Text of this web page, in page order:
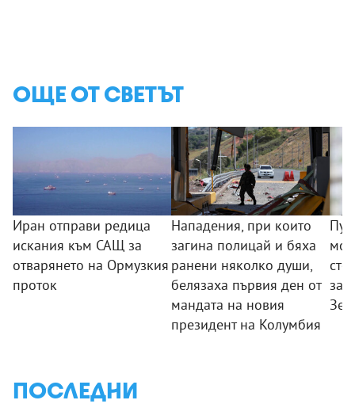
ОЩЕ ОТ СВЕТЪТ
Иран отправи редица
искания към САЩ за
отварянето на Ормузкия
проток
Нападения, при които
загина полицай и бяха
ранени няколко души,
белязаха първия ден от
мандата на новия
президент на Колумбия
ПОСЛЕДНИ